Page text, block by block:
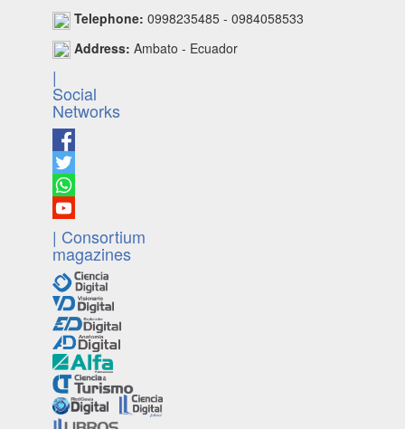
Telephone: 0998235485 - 0984058533
Address: Ambato - Ecuador
|
Social
Networks
| Consortium
magazines